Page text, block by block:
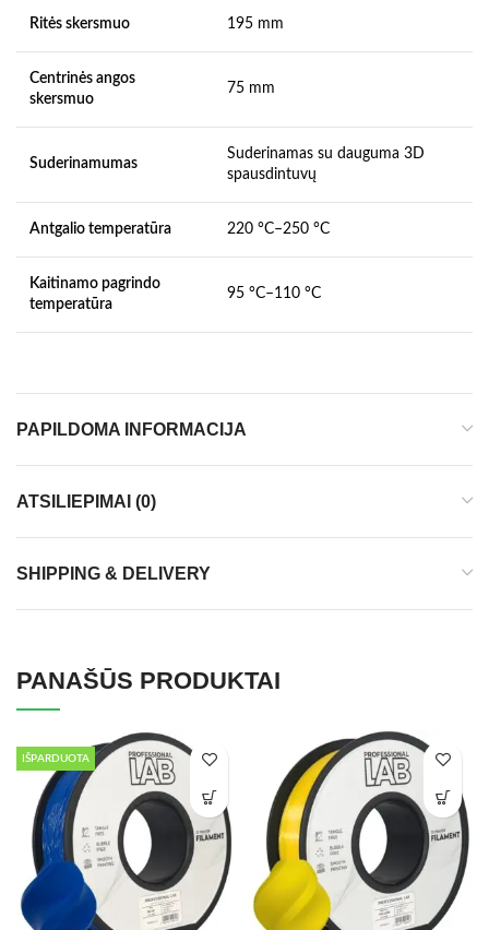
Ritės skersmuo 195 mm
Centrinės angos
skersmuo
75 mm
Suderinamumas
Suderinamas su dauguma 3D
spausdintuvų
Antgalio temperatūra 220 °C–250 °C
Kaitinamo pagrindo
temperatūra
95 °C–110 °C
PAPILDOMA INFORMACIJA
ATSILIEPIMAI (0)
SHIPPING & DELIVERY
PANAŠŪS PRODUKTAI
IŠPARDUOTA